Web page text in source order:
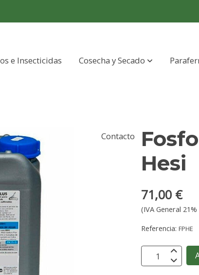
e Insecticidas Cosecha y Secado
Contacto
Hesi
71,00 €
(IVA General
Referencia:FPHE